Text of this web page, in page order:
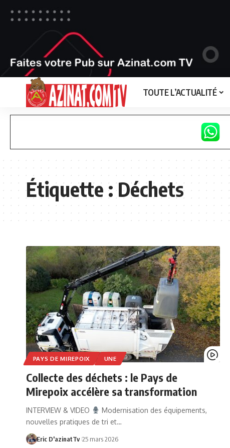
TOUTE L’ACTUALITÉ
Étiquette :Déchets
PAYS DE MIREPOIX UNE
Collecte des déchets : le Pays de
Mirepoix accélère sa transformation
INTERVIEW & VIDEO
Modernisation des équipements,
nouvelles pratiques de tri et…
Eric D'azinatTv 25 mars 2026